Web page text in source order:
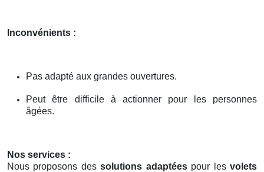
Inconvénients :
Pas adapté aux grandes ouvertures.
Peut être difficile à actionner pour les personnes
âgées.
Nos services :
Nous proposons dessolutions adaptéespour lesvolets